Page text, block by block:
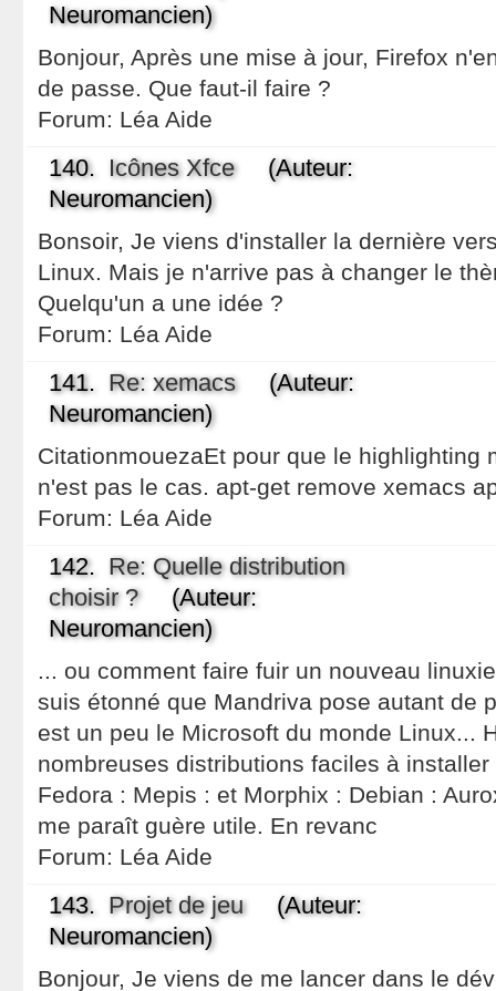
Neuromancien)
Bonjour, Après une mise à jour, Firefox
de passe. Que faut-il faire ?
Forum: Léa Aide
140. Icônes Xfce(Auteur:
Neuromancien)
Bonsoir, Je viens d'installer la dernière
Linux. Mais je n'arrive pas à changer le
Quelqu'un a une idée ?
Forum: Léa Aide
141. Re: xemacs(Auteur:
Neuromancien)
CitationmouezaEt pour que le highlighting
n'est pas le cas. apt-get remove xemacs
Forum: Léa Aide
142. Re: Quelle distribution
choisir ?(Auteur:
Neuromancien)
... ou comment faire fuir un nouveau
suis étonné que Mandriva pose autant de
est un peu le Microsoft du monde Linux...
nombreuses distributions faciles à
Fedora : Mepis : et Morphix : Debian :
me paraît guère utile. En revanc
Forum: Léa Aide
143. Projet de jeu(Auteur:
Neuromancien)
Bonjour, Je viens de me lancer dans le